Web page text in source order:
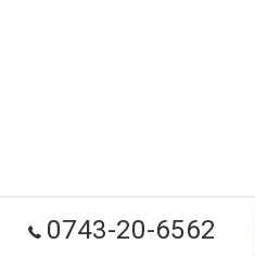
0743-20-6562